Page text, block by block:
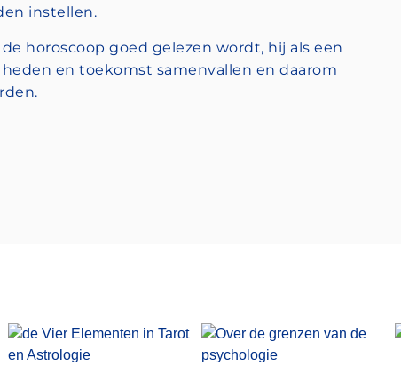
instellen.
horoscoop goed gelezen wordt, hij als een
en toekomst samenvallen en daarom